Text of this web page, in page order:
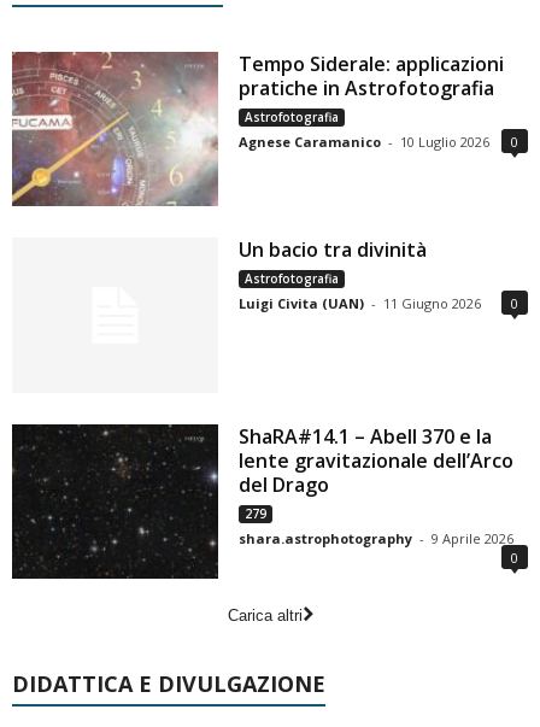
Tempo Siderale: applicazioni
pratiche in Astrofotografia
Astrofotografia
Agnese Caramanico - 10 Luglio 2026 0
Un bacio tra divinità
Astrofotografia
Luigi Civita (UAN) - 11 Giugno 2026 0
ShaRA#14.1 – Abell 370 e la
lente gravitazionale dell’Arco
del Drago
279
shara.astrophotography - 9 Aprile 2026
0
Carica altri
DIDATTICA E DIVULGAZIONE